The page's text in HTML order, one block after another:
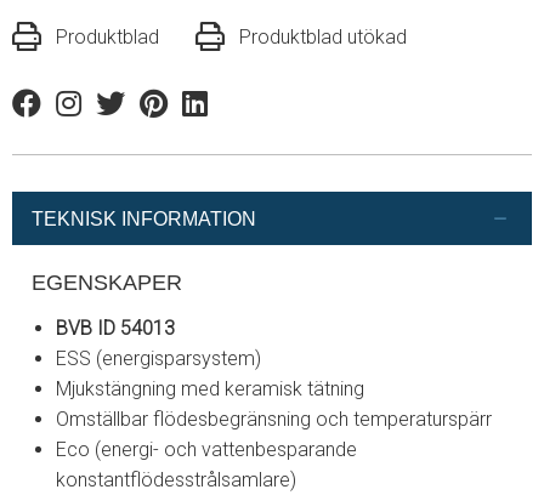
Produktblad Produktblad utökad
FacebookInstagram
TwitterPinterestLinkedin
TEKNISK INFORMATION
EGENSKAPER
BVB ID 54013
ESS (energisparsystem)
Mjukstängning med keramisk tätning
Omställbar flödesbegränsning och temperaturspärr
Eco (energi- och vattenbesparande
konstantflödesstrålsamlare)